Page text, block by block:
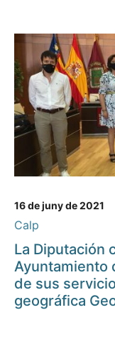
16 de juny de 2021
Calp
La Diputación
Ayuntamiento
de sus
geográfica